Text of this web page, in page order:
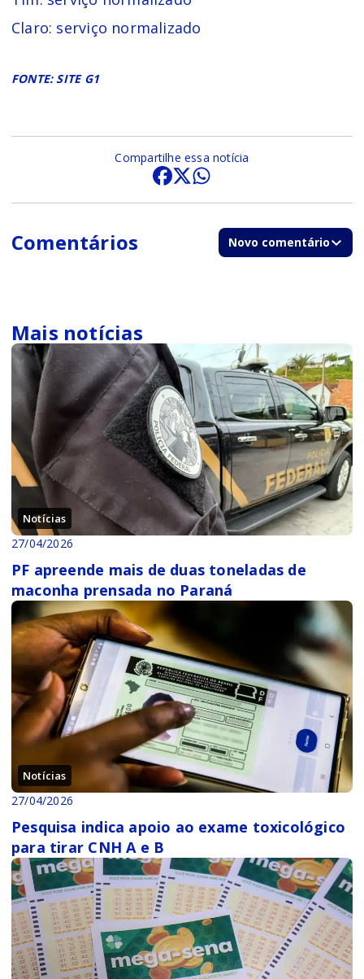
Claro: serviço normalizado
FONTE: SITE G1
Compartilhe essa notícia
Comentários Novo comentário
Mais notícias
Notícias
27/04/2026
PF apreende mais de duas toneladas de
maconha prensada no Paraná
Notícias
27/04/2026
Pesquisa indica apoio ao exame toxicológico
para tirar CNH A e B